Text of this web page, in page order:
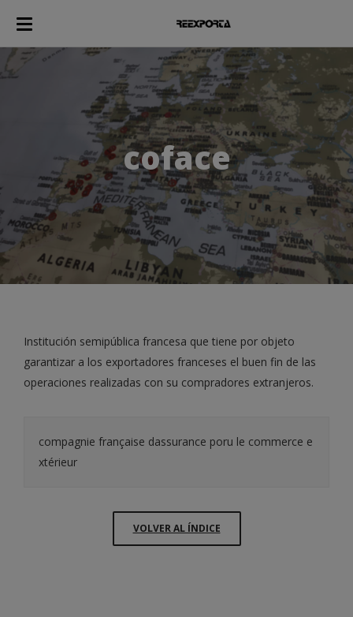
coface
Institución semipública francesa que tiene por objeto
garantizar a los exportadores franceses el buen fin de las
operaciones realizadas con su compradores extranjeros.
compagnie française dassurance poru le commerce e
xtérieur
VOLVER AL ÍNDICE